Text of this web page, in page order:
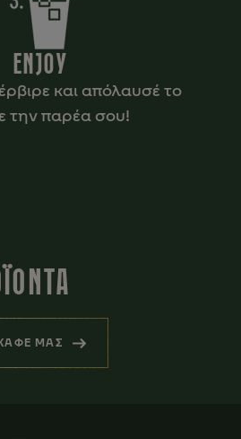
ENJOY
και απόλαυσέ το
την παρέα σου!
ΜΑΣ
ΠΡΟΪΟΝΤΑ)